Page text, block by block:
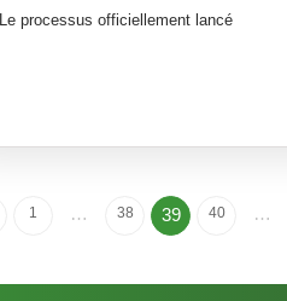
Le processus officiellement lancé
1 … 38 39 40 …